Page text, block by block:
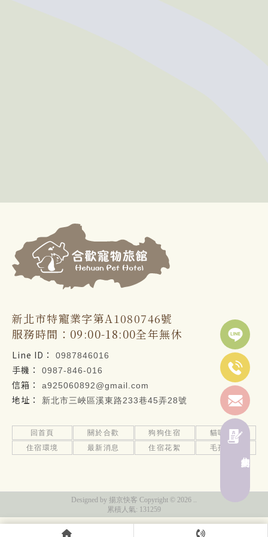
0987846016
0987-846-016
a925060892@gmail.com
新北市三峽區溪東路233巷45弄28號
回首頁 關於合歡 狗狗住宿
貓咪住宿
住宿環境
最新消息 住宿花絮 毛孩專欄
樹林寵物旅館
Designed by 揚京快客 Copyright © 2026 ..
累積人氣: 131259